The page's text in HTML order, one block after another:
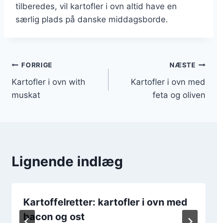
tilberedes, vil kartofler i ovn altid have en
særlig plads på danske middagsborde.
Indlægsnavigation
FORRIGE
Kartofler i ovn with
muskat
NÆSTE
Kartofler i ovn med
feta og oliven
Lignende indlæg
Kartoffelretter: kartofler i ovn med
bacon og ost